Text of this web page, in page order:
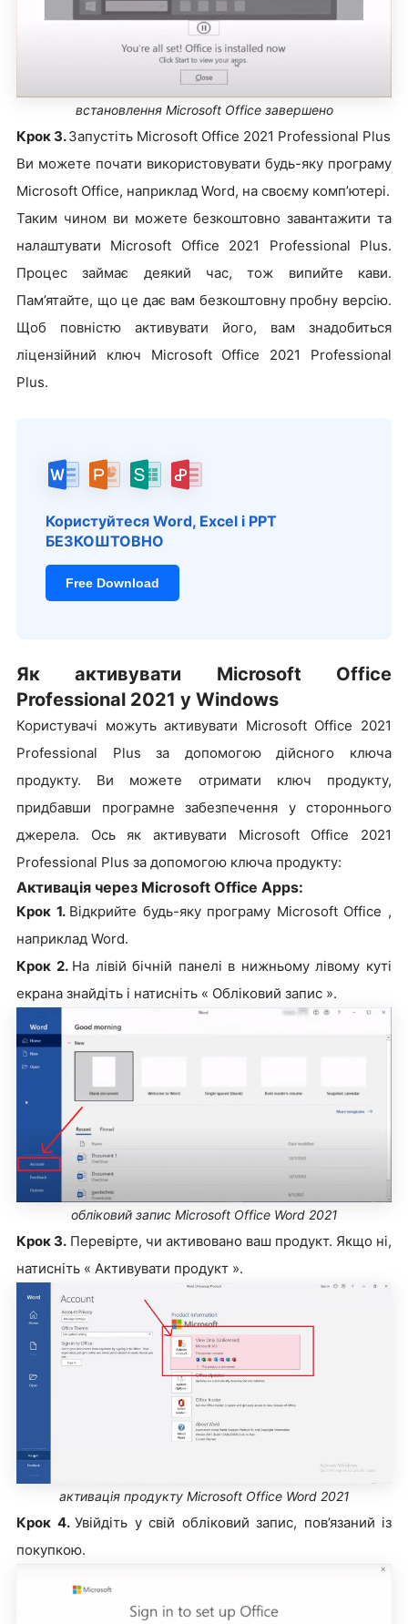
встановлення Microsoft Office завершено
Крок 3.Запустіть Microsoft Office 2021 Professional Plus
Ви можете почати використовувати будь-яку програму
Microsoft Office, наприклад Word, на своєму комп’ютері.
Таким чином ви можете безкоштовно завантажити та
налаштувати Microsoft Office 2021 Professional Plus.
Процес займає деякий час, тож випийте кави.
Пам’ятайте, що це дає вам безкоштовну пробну версію.
Щоб повністю активувати його, вам знадобиться
ліцензійний ключ Microsoft Office 2021 Professional
Plus.
Користуйтеся Word, Excel і PPT
БЕЗКОШТОВНО
Free Download
Як активувати Microsoft Office
Professional 2021 у Windows
Користувачі можуть активувати Microsoft Office 2021
Professional Plus за допомогою дійсного ключа
продукту. Ви можете отримати ключ продукту,
придбавши програмне забезпечення у стороннього
джерела. Ось як активувати Microsoft Office 2021
Professional Plus за допомогою ключа продукту:
Активація через Microsoft Office Apps:
Крок 1. Відкрийте будь-яку програму Microsoft Office ,
наприклад Word.
Крок 2. На лівій бічній панелі в нижньому лівому куті
екрана знайдіть і натисніть « Обліковий запис ».
обліковий запис Microsoft Office Word 2021
Крок 3. Перевірте, чи активовано ваш продукт. Якщо ні,
натисніть « Активувати продукт ».
активація продукту Microsoft Office Word 2021
Крок 4. Увійдіть у свій обліковий запис, пов’язаний із
покупкою.